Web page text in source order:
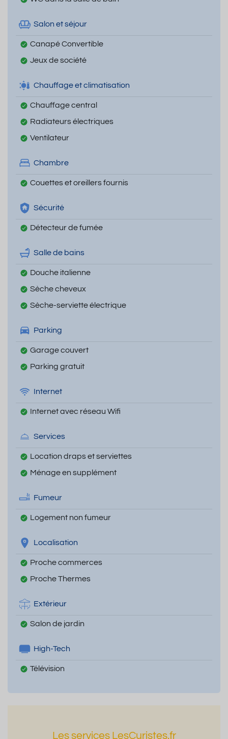
Salon et séjour
Canapé Convertible
Jeux de société
Chauffage et climatisation
Chauffage central
Radiateurs électriques
Ventilateur
Chambre
Couettes et oreillers fournis
Sécurité
Détecteur de fumée
Salle de bains
Douche italienne
Sèche cheveux
Sèche-serviette électrique
Parking
Garage couvert
Parking gratuit
Internet
Internet avec réseau Wifi
Services
Location draps et serviettes
Ménage en supplément
Fumeur
Logement non fumeur
Localisation
Proche commerces
Proche Thermes
Extérieur
Salon de jardin
High-Tech
Télévision
Les services LesCuristes.fr